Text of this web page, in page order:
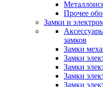
Прочее
Замки и
замков
Замки
Замки
Замки
Замки
Замки